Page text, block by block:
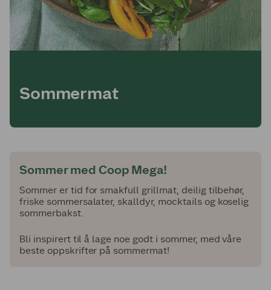
Sommermat
Sommer med Coop Mega!
Sommer er tid for smakfull grillmat, deilig tilbehør,
friske sommersalater, skalldyr, mocktails og koselig
sommerbakst.
Bli inspirert til å lage noe godt i sommer, med våre
beste oppskrifter på sommermat!